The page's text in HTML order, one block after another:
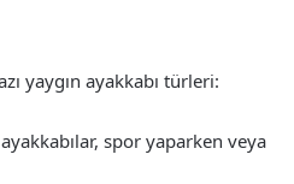
yaygın ayakkabı türleri:
spor yaparken veya